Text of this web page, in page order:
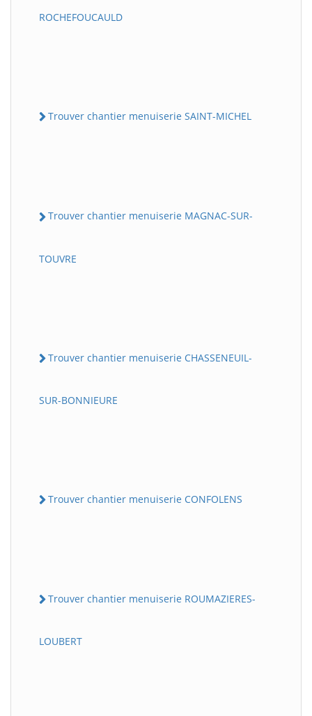
ROCHEFOUCAULD
Trouver chantier menuiserie SAINT-MICHEL
Trouver chantier menuiserie MAGNAC-SUR-
TOUVRE
Trouver chantier menuiserie CHASSENEUIL-
SUR-BONNIEURE
Trouver chantier menuiserie CONFOLENS
Trouver chantier menuiserie ROUMAZIERES-
LOUBERT